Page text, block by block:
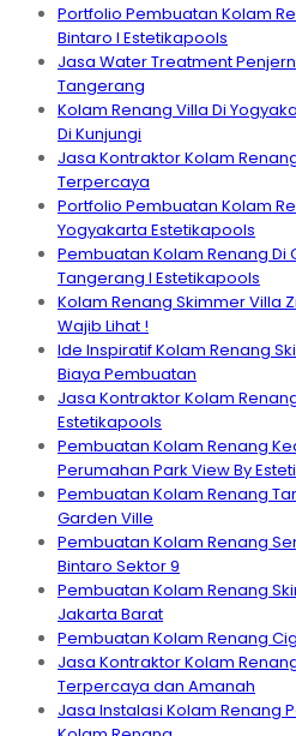
Portfolio Pembuatan Kolam
Bintaro I Estetikapools
Jasa Water Treatment
Tangerang
Kolam Renang Villa Di
Di Kunjungi
Jasa Kontraktor Kolam
Terpercaya
Portfolio Pembuatan Kolam
Yogyakarta Estetikapools
Pembuatan Kolam Renang Di
Tangerang I Estetikapools
Kolam Renang Skimmer Villa
Wajib Lihat !
Ide Inspiratif Kolam Renang
Biaya Pembuatan
Jasa Kontraktor Kolam
Estetikapools
Pembuatan Kolam Renang
Perumahan Park View By
Pembuatan Kolam Renang
Garden Ville
Pembuatan Kolam Renang
Bintaro Sektor 9
Pembuatan Kolam Renang
Jakarta Barat
Pembuatan Kolam Renang
Jasa Kontraktor Kolam
Terpercaya dan Amanah
Jasa Instalasi Kolam Renang